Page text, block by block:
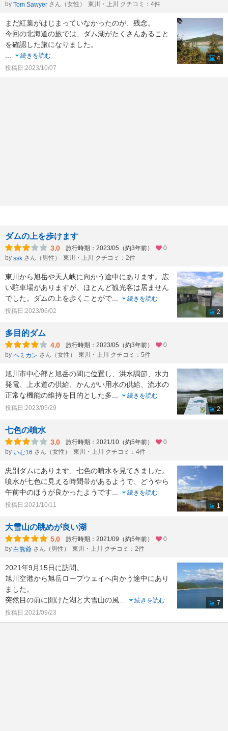
by Tom Sawyer さん（女性） 東川・上川 クチコミ：4件
まだ紅葉がはじまっていなかったのが、残念。
今回の北海道の旅では、ダム湖がたくさんあること
を確認した旅になりました。
...
続きを読む
投稿日:2023/10/07
4
ダムの上を歩けます
3.0 旅行時期：2023/05（約3年前）
0
by ssk さん（男性） 東川・上川 クチコミ：2件
東川から旭岳や天人峡に向かう途中にあります。広
い駐車場がありますが、ほとんど観光客は居ません
でした。ダムの上を歩くことがで...
続きを読む
投稿日:2023/06/02
2
多目的ダム
4.0 旅行時期：2023/05（約3年前）
0
by ペミカン さん（女性） 東川・上川 クチコミ：5件
旭川市中心部と旭岳の間に位置し、洪水調節、水力
発電、上水道の供給、かんがい用水の供給、流水の
正常な機能の維持を目的とした多...
続きを読む
投稿日:2023/05/29
2
七色の噴水
3.0 旅行時期：2021/10（約5年前）
0
by いむ16 さん（女性） 東川・上川 クチコミ：4件
忠別ダムにあります、七色の噴水を見てきました。
噴水が七色に見える時間帯があるようで、どうやら
午前中のほうが良かったようです...
続きを読む
投稿日:2021/10/11
1
大雪山の眺めが良い湖
5.0 旅行時期：2021/09（約5年前）
0
by 白熊爺 さん（男性） 東川・上川 クチコミ：2件
2021年9月15日に訪問。
旭川空港から旭岳ロープウェイへ向かう途中にあり
ました。
突然目の前に開けた湖と大雪山の風...
続きを読む
投稿日:2021/09/23
7